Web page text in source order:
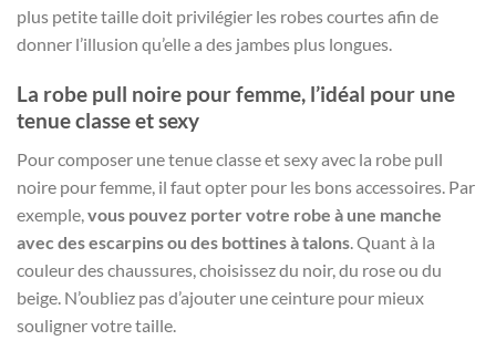
plus petite taille doit privilégier les robes courtes afin de
donner l’illusion qu’elle a des jambes plus longues.
La robe pull noire pour femme, l’idéal pour une
tenue classe et sexy
Pour composer une tenue classe et sexy avec la robe pull
noire pour femme, il faut opter pour les bons accessoires. Par
exemple,vous pouvez porter votre robe à une manche
avec des escarpins ou des bottines à talons. Quant à la
couleur des chaussures, choisissez du noir, du rose ou du
beige. N’oubliez pas d’ajouter une ceinture pour mieux
souligner votre taille.